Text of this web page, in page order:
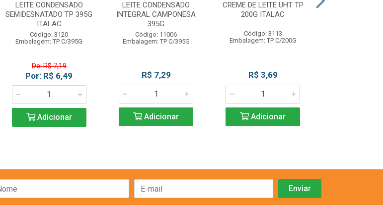
LEITE CONDENSADO
SEMIDESNATADO TP 395G
ITALAC
Código: 3120
Embalagem: TP C/395G
De: R$ 7,19
Por: R$ 6,49
Adicionar
LEITE CONDENSADO
INTEGRAL CAMPONESA
395G
Código: 11006
Embalagem: TP C/395G
R$ 7,29
Adicionar
CREME DE LEITE UHT TP
200G ITALAC
Código: 3113
Embalagem: TP C/200G
R$ 3,69
Adicionar